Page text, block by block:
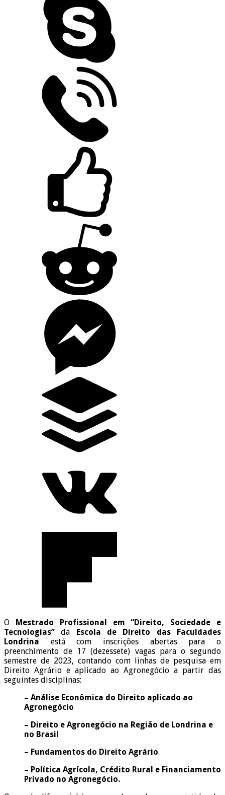
O Mestrado Profissional em “Direito, Sociedade e
Tecnologias” da Escola de Direito das Faculdades
Londrina está com inscrições abertas para o
preenchimento de 17 (dezessete) vagas para o segundo
semestre de 2023, contando com linhas de pesquisa em
Direito Agrário e aplicado ao Agronegócio a partir das
seguintes disciplinas:
– Análise Econômica do Direito aplicado ao
Agronegócio
– Direito e Agronegócio na Região de Londrina e
no Brasil
– Fundamentos do Direito Agrário
– Política Agrícola, Crédito Rural e Financiamento
Privado no Agronegócio.